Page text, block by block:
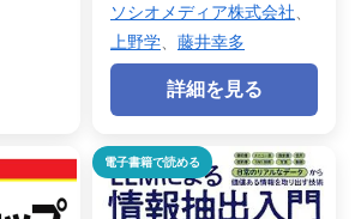
ソシオメディア株式会社
上野学
藤井幸多
詳細を見る
電子書籍で読める